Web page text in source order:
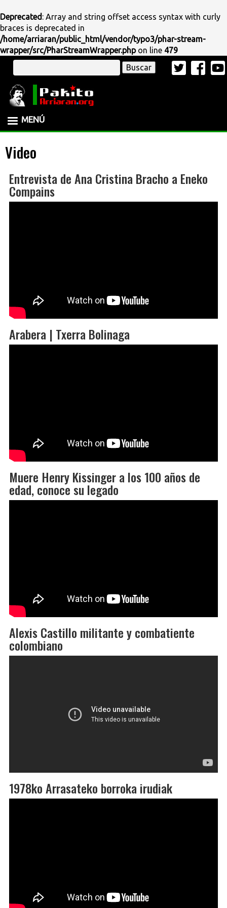
Deprecated: Array and string offset access syntax with curly
braces is deprecated in
/home/arriaran/public_html/vendor/typo3/phar-stream-
wrapper/src/PharStreamWrapper.phpon line 479
Pasar
contenido
principal
Buscar
MENÚ
Video
Entrevista de Ana Cristina Bracho a Eneko
Compains
Arabera | Txerra Bolinaga
Muere Henry Kissinger a los 100 años de
edad, conoce su legado
Alexis Castillo militante y combatiente
colombiano
1978ko Arrasateko borroka irudiak